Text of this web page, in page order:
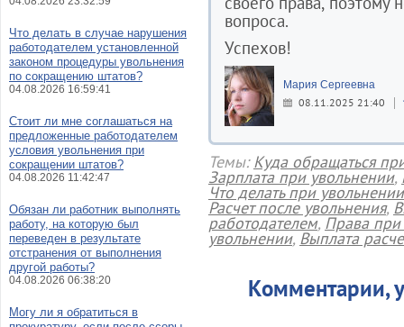
вопроса.
Успехов!
Мария Сергеевна
08.11.2025 21:40
Темы:Куда обращаться
Зарплата при увольнении,
Что делать при увольнении
Расчет после увольнения,
работодателем, Права при
увольнении, Выплата
Комментарии,
Что делать в случае нарушения
работодателем установленной
законом процедуры увольнения
по сокращению штатов?
04.08.2026 16:59:41
Стоит ли мне соглашаться на
предложенные работодателем
условия увольнения при
сокращении штатов?
04.08.2026 11:42:47
Обязан ли работник выполнять
работу, на которую был
переведен в результате
отстранения от выполнения
другой работы?
04.08.2026 06:38:20
Могу ли я обратиться в